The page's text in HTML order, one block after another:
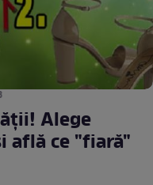
Alege
află ce "fiară"